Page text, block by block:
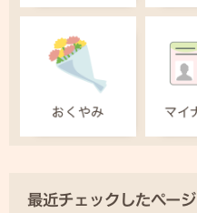
最近チェックしたページ